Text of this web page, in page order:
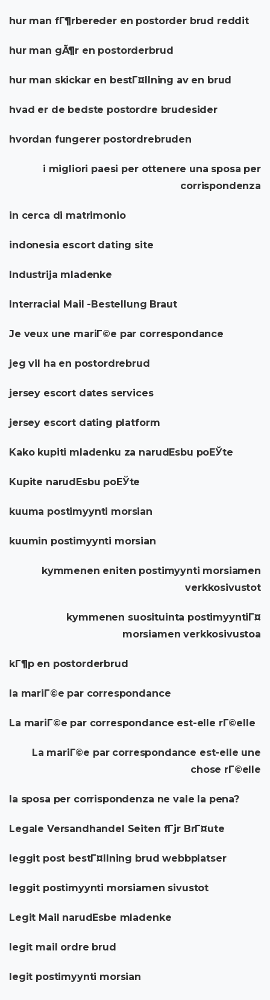
hur man fГ¶rbereder en postorder brud reddit
hur man gÃ¶r en postorderbrud
hur man skickar en bestГ¤llning av en brud
hvad er de bedste postordre brudesider
hvordan fungerer postordrebruden
i migliori paesi per ottenere una sposa per
corrispondenza
in cerca di matrimonio
indonesia escort dating site
Industrija mladenke
Interracial Mail -Bestellung Braut
Je veux une mariГ©e par correspondance
jeg vil ha en postordrebrud
jersey escort dates services
jersey escort dating platform
Kako kupiti mladenku za narudЕѕbu poЕЎte
Kupite narudЕѕbu poЕЎte
kuuma postimyynti morsian
kuumin postimyynti morsian
kymmenen eniten postimyynti morsiamen
verkkosivustot
kymmenen suosituinta postimyyntiГ¤
morsiamen verkkosivustoa
kГ¶p en postorderbrud
la mariГ©e par correspondance
La mariГ©e par correspondance est-elle rГ©elle
La mariГ©e par correspondance est-elle une
chose rГ©elle
la sposa per corrispondenza ne vale la pena?
Legale Versandhandel Seiten fГјr BrГ¤ute
leggit post bestГ¤llning brud webbplatser
leggit postimyynti morsiamen sivustot
Legit Mail narudЕѕbe mladenke
legit mail ordre brud
legit postimyynti morsian